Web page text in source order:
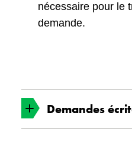
nécessaire pour le
demande.
Demandes